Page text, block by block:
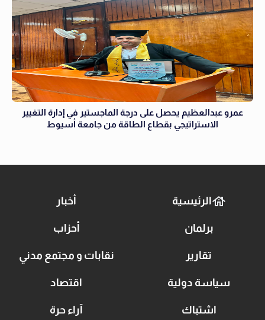
عمرو عبدالعظيم يحصل على درجة الماجستير في إدارة التغيير
الاستراتيجي بقطاع الطاقة من جامعة أسيوط
الرئيسية أخبار
برلمان أحزاب
تقارير نقابات و مجتمع مدني
سياسة دولية اقتصاد
اشتباك آراء حرة